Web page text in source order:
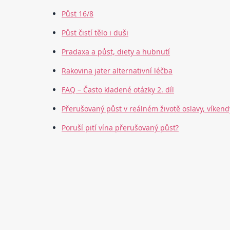
Půst 16/8
Půst čistí tělo i duši
Pradaxa a půst, diety a hubnutí
Rakovina jater alternativní léčba
FAQ – Často kladené otázky 2. díl
Přerušovaný půst v reálném životě oslavy,
Poruší pití vína přerušovaný půst?